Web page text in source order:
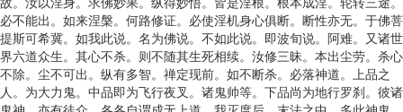
必不能出。如来涅槃。何路修证。必使淫机身心俱断。断性亦无。于佛菩
提斯可希冀。如我此说。名为佛说。不如此说。即波旬说。阿难。又诸世
界六道众生。其心不杀。则不随其生死相续。汝修三昧。本出尘劳。杀心
不除。尘不可出。纵有多智。禅定现前。如不断杀。必落神道。上品之
人。为大力鬼。中品即为飞行夜叉。诸鬼帅等。下品尚为地行罗刹。彼诸